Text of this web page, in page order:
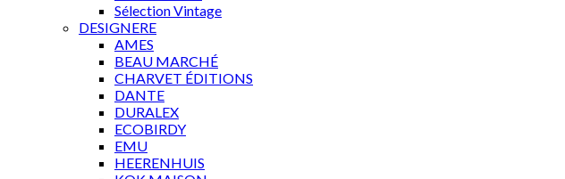
Sélection Vintage
DESIGNERE
AMES
BEAU MARCHÉ
CHARVET ÉDITIONS
DANTE
DURALEX
ECOBIRDY
EMU
HEERENHUIS